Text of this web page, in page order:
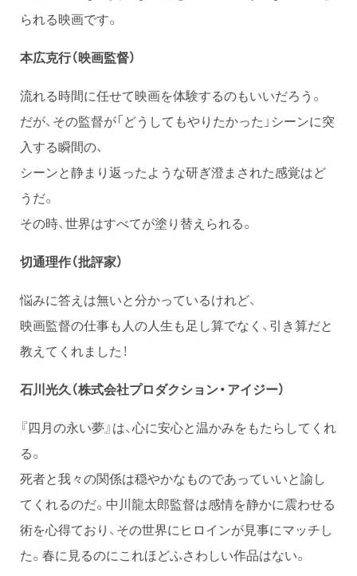
られる映画です。
本広克行（映画監督）
流れる時間に任せて映画を体験するのもいいだろう。
だが、その監督が「どうしてもやりたかった」シーンに突
入する瞬間の、
シーンと静まり返ったような研ぎ澄まされた感覚はど
うだ。
その時、世界はすべてが塗り替えられる。
切通理作（批評家）
悩みに答えは無いと分かっているけれど、
映画監督の仕事も人の人生も足し算でなく、引き算だと
教えてくれました！
石川光久（株式会社プロダクション・アイジー）
『四月の永い夢』は、心に安心と温かみをもたらしてくれ
る。
死者と我々の関係は穏やかなものであっていいと諭し
てくれるのだ。中川龍太郎監督は感情を静かに震わせる
術を心得ており、その世界にヒロインが見事にマッチし
た。春に見るのにこれほどふさわしい作品はない。